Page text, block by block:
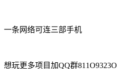
一条网络可连三部手机
想玩更多项目加QQ群811O9323O